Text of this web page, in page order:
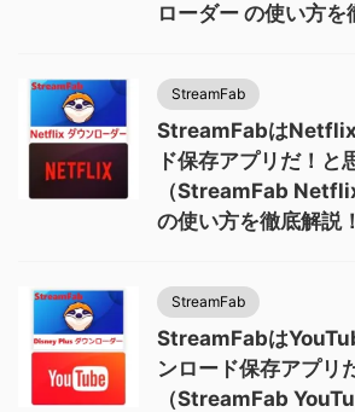
ローダー の使い方を
StreamFab
StreamFabは
ド保存アプリだ！と
（StreamFab
の使い方を徹底解説
StreamFab
StreamFabは
ンロード保存アプリ
（StreamFab